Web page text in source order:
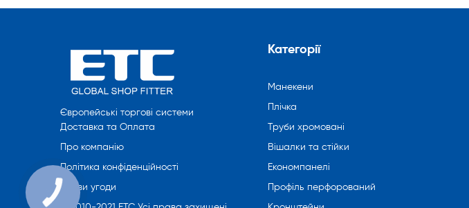
Європейські торгові системи
Доставка та Оплата
Про компанію
Політика конфіденційності
Умови угоди
Категорії
Манекени
Плічка
Труби хромовані
Вішалки та стійки
Економпанелі
Профіль перфорований